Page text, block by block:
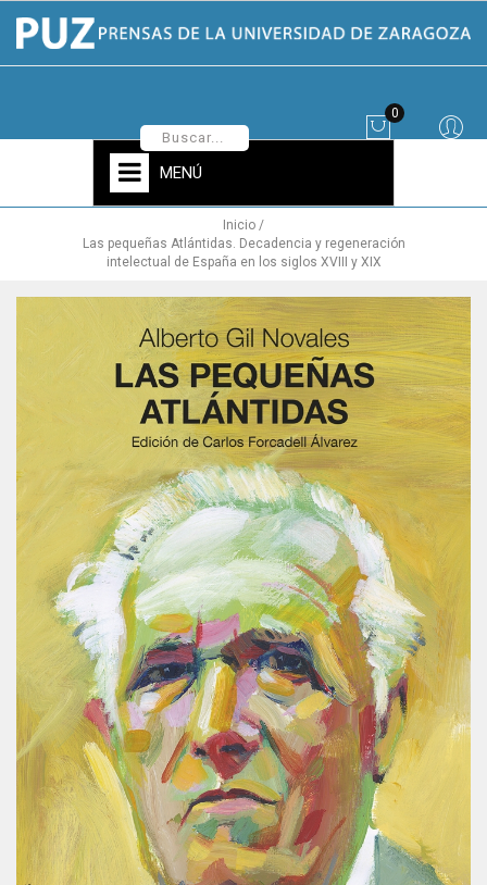
0
MENÚ
Inicio
Las pequeñas Atlántidas. Decadencia y regeneración
intelectual de España en los siglos XVIII y XIX